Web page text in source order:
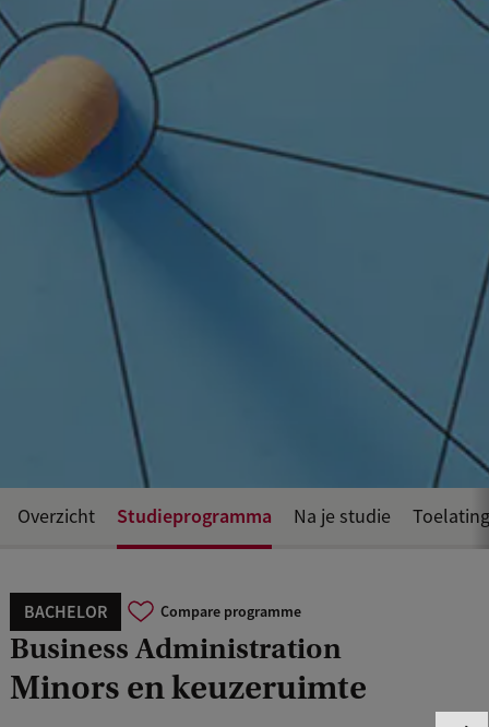
BACHELOR Compare programme
Business Administration
Minors en keuzeruimte
Overzicht Studieprogramma Na je studie